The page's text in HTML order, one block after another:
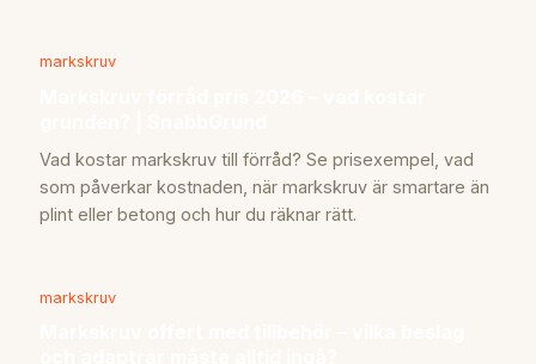
markskruv
Vad kostar markskruv till förråd? Se prisexempel, vad
som påverkar kostnaden, när markskruv är smartare än
plint eller betong och hur du räknar rätt.
markskruv